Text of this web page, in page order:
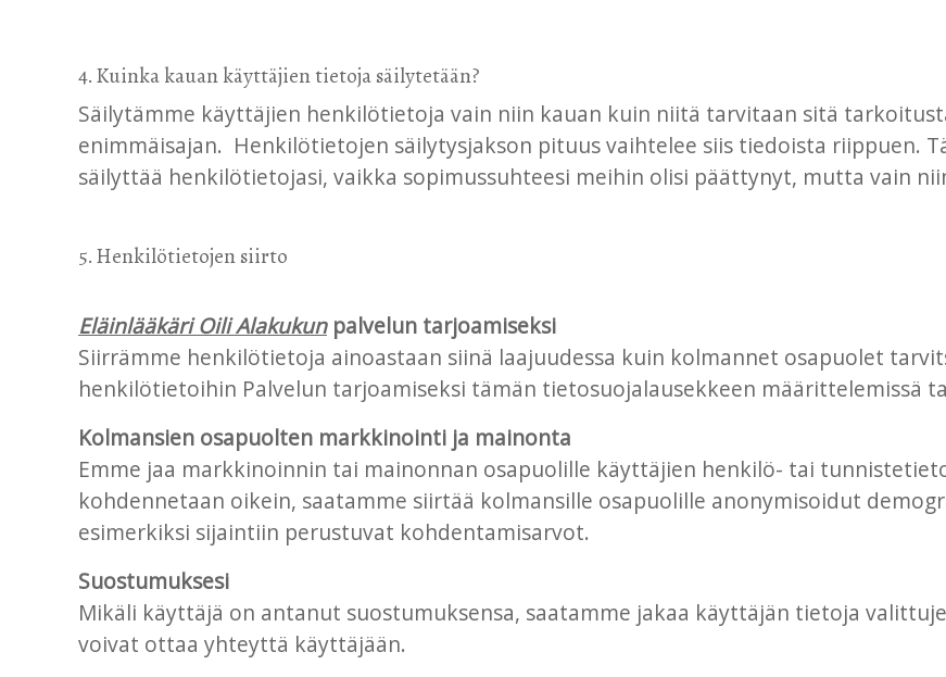
4. Kuinka kauan käyttäjien tietoja säilytetään?
Säilytämme käyttäjien henkilötietoja vain niin kauan kuin niitä tarvitaan sitä
enimmäisajan. Henkilötietojen säilytysjakson pituus vaihtelee siis tiedoista riippuen.
säilyttää henkilötietojasi, vaikka sopimussuhteesi meihin olisi päättynyt, mutta vain
5. Henkilötietojen siirto
Eläinlääkäri Oili Alakukunpalvelun tarjoamiseksi
Siirrämme henkilötietoja ainoastaan siinä laajuudessa kuin kolmannet osapuolet
henkilötietoihin Palvelun tarjoamiseksi tämän tietosuojalausekkeen määrittelemissä
Kolmansien osapuolten markkinointi ja mainonta
Emme jaa markkinoinnin tai mainonnan osapuolille käyttäjien henkilö- tai
kohdennetaan oikein, saatamme siirtää kolmansille osapuolille anonymisoidut
esimerkiksi sijaintiin perustuvat kohdentamisarvot.
Suostumuksesi
Mikäli käyttäjä on antanut suostumuksensa, saatamme jakaa käyttäjän tietoja
voivat ottaa yhteyttä käyttäjään.